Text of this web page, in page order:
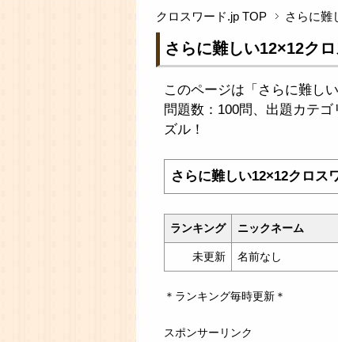
クロスワード.jp TOP さらに難
さらに難しい12×12ク
このページは「さらに難し
問題数：100問、出題カテ
ズル！
さらに難しい12×12クロス
ランキング ニックネーム
未更新 名前なし
＊ランキング毎時更新＊
スポンサーリンク